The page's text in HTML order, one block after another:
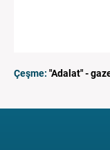
Çeşme: "Adalat" -